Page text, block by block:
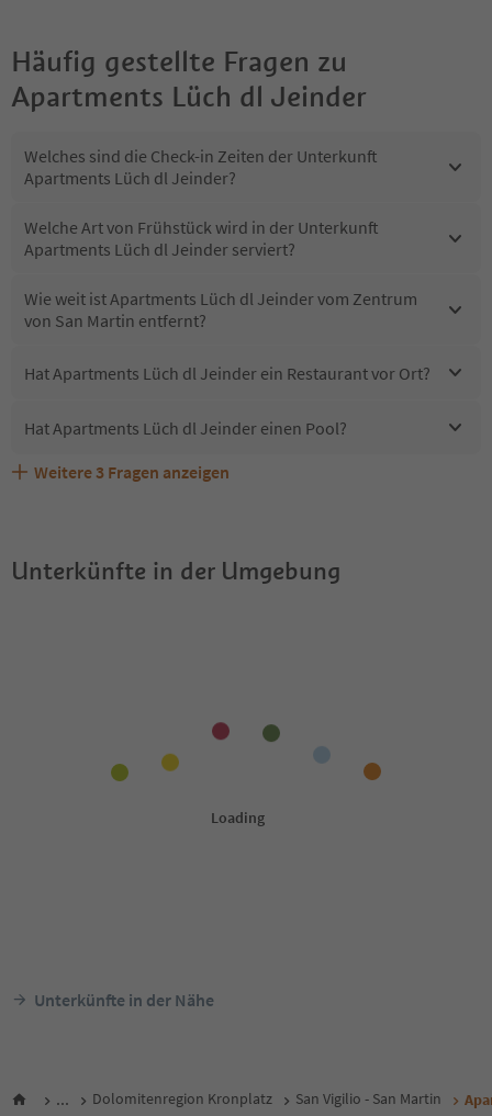
Häufig gestellte Fragen zu
Apartments Lüch dl Jeinder
Welches sind die Check-in Zeiten der Unterkunft
Apartments Lüch dl Jeinder?
Welche Art von Frühstück wird in der Unterkunft
Apartments Lüch dl Jeinder serviert?
Wie weit ist Apartments Lüch dl Jeinder vom Zentrum
von San Martin entfernt?
Hat Apartments Lüch dl Jeinder ein Restaurant vor Ort?
Hat Apartments Lüch dl Jeinder einen Pool?
Sind Haustiere in der Unterkunft Apartments Lüch dl
Welche Services bietet Apartments Lüch dl Jeinder?
Erhalten die Gäste von Apartments Lüch dl Jeinder einen
Weitere 3 Fragen anzeigen
Unterkünfte in der Umgebung
Unterkünfte in der Nähe
... Dolomitenregion Kronplatz San Vigilio - San Martin